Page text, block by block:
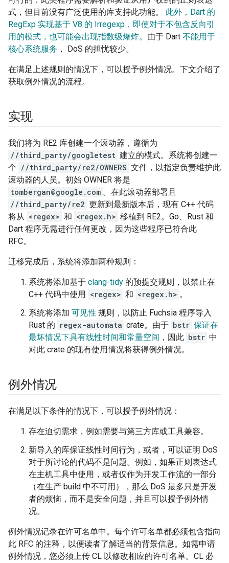
式，但目前没有广泛使用的库支持此功能。 此外，Dart 的
RegExp 实现基于 V8 的 Irregexp，即使对于不包含反向引
用的模式，也可能会出现指数级爆炸。 由于 Dart 不能用于
核心系统服务 ， DoS 的担忧较少。
在满足上述规则的情况下，可以授予例外情况。下文介绍了
获取例外情况的流程。
实现
我们将为 RE2 库创建一个滚动器，遵循为
//third_party/googletest 建立的模式。系统将创建一
个 //third_party/re2/OWNERS 文件，以指定负责维护此
滚动器的人员。初始 OWNER 将是
tombergan@google.com 。在此滚动器部署且
//third_party/re2 更新到最新版本后，现有 C++ 代码
将从 <regex> 和 <regex.h> 移植到 RE2。Go、Rust 和
Dart 程序无需进行任何更改，因为这些程序已符合此
RFC。
迁移完成后，系统将添加两种规则：
系统将添加基于 clang-tidy 的预提交规则，以禁止在
C++ 代码中使用 <regex> 和 <regex.h> 。
系统将添加 可见性 规则，以防止 Fuchsia 程序导入
Rust 的 regex-automata crate。由于 bstr 保证在
最坏情况下具有线性时间和常量空间 ，因此 bstr 中
对此 crate 的现有使用情况将获得例外情况。
例外情况
在满足以下条件的情况下，可以授予例外情况：
存在迫切需求，例如需要与第三方库或工具兼容。
新导入的库保证线性时间行为，或者，可以证明 DoS
对于所讨论的代码不是问题。例如，如果正则表达式
在主机工具中使用，或者仅作为开发工作流的一部分
（在生产 build 中不可用），那么 DoS 最多只是开发
者的烦恼，而不是安全问题，并且可以授予例外情
况。
例外情况记录在许可名单中。每个许可名单都必须包含指向
此 RFC 的注释，以便读者了解适当的背景信息。如需申请
例外情况，您必须上传 CL 以修改相应的许可名单。CL 必